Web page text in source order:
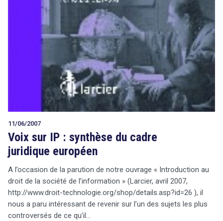
11/06/2007
Voix sur IP : synthèse du cadre
juridique européen
A l’occasion de la parution de notre ouvrage « Introduction au
droit de la société de l’information » (Larcier, avril 2007,
http://www.droit-technologie.org/shop/details.asp?id=26 ), il
nous a paru intéressant de revenir sur l’un des sujets les plus
controversés de ce qu’il…